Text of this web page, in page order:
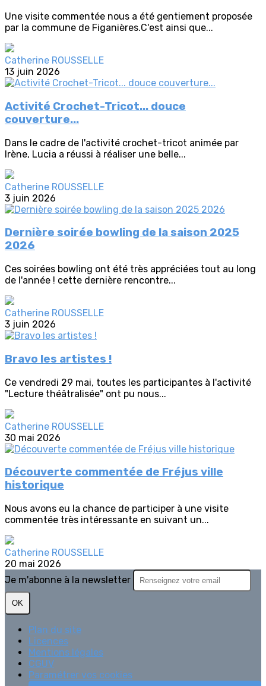
Une visite commentée nous a été gentiement proposée
par la commune de Figanières.C'est ainsi que...
Catherine ROUSSELLE
13 juin 2026
Activité Crochet-Tricot... douce
couverture...
Dans le cadre de l'activité crochet-tricot animée par
Irène, Lucia a réussi à réaliser une belle...
Catherine ROUSSELLE
3 juin 2026
Dernière soirée bowling de la saison 2025
2026
Ces soirées bowling ont été très appréciées tout au long
de l'année ! cette dernière rencontre...
Catherine ROUSSELLE
3 juin 2026
Bravo les artistes !
Ce vendredi 29 mai, toutes les participantes à l'activité
"Lecture théâtralisée" ont pu nous...
Catherine ROUSSELLE
30 mai 2026
Découverte commentée de Fréjus ville
historique
Nous avons eu la chance de participer à une visite
commentée très intéressante en suivant un...
Catherine ROUSSELLE
20 mai 2026
Je m'abonne à la newsletter
OK
Plan du site
Licences
Mentions légales
CGUV
Paramétrer vos cookies